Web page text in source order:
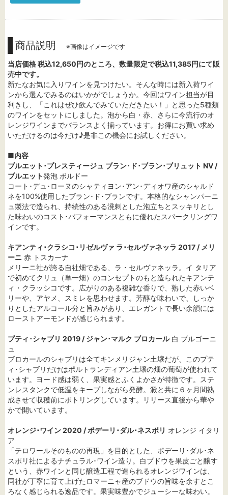
商品説明 ※画像はイメージです
当店価格 税込12,650円のところ、数量限定で税込11,385円にて販
売中です。
新たなお気に入りワインを見つけたい。そんな時には新入荷ワイ
ンから選んでみるのはいかがでしょうか。今回はワイン担当が目
利きし、「これはぜひ飲んでみていただきたい！」と思った5種類
のワインをセットにしました。泡から白・赤、さらに今流行のオ
レンジワインまでバランスよく揃っています。お得にお買い求め
いただけるのは今だけ♪是非この機会にお試しください。
■内容
ブルエット･プレスティージュ ブラン･ド･ブラン･ブリュット NV /
ブルエット発泡 ボルドー
コート･デュ･ローヌのシャティヨン･アン･ディオワ産のシャルド
ネを100%使用したブラン･ド･ブランです。本格的なシャンパーニ
ュ製法で造られ、持続性のある溌剌とした泡立ちとスッキリとし
た味わいのコスト･パフォーマンスともに優れたスパークリングワ
インです。
キアンティ･クラシコ･リゼルヴァ ラ･セルヴァネッラ 2017 / メリ
ーニ 赤 トスカーナ
メリーニ社が誇る自社畑である、ラ・セルヴァネッラ。イ タリア
で初めてクリュ（単一畑）のコンセプトのもと造られたキアンテ
ィ・クラッシコです。広がりのある複雑な香りで、熟した赤いベ
リーや、アヤメ、スミレを思わせます。芳醇な味わいで、しっか
りとしたアルコール分と旨みがあり、エレガントで長い余韻には
ローストアーモンドが感じられます。
プティ･シャブリ 2019 / ジャン･マルク ブロカール白 ブルゴーニ
ュ
ブロカールのシャブリは全てキンメリジャン土壌だが、このプテ
ィ･シャブリだけはポルトランディアン土壌の畑の葡萄が使われて
います。ヨード感は弱く、果実感とふくよかさが特徴です。ステ
ンレスタンクで低温をキープしながら発酵。澱と共に６ヶ月間熟
成させて収穫前にボトリングしています。リリース直後から華や
かで開いています。
オレンジ･ワイン 2020 / ポデーリ･ダル･ネスポリ オレンジ イタリ
ア
「テロワールそのものの再現」を目的とした、ポデーリ･ダル･ネ
スポリ社によるナチュラル･ワイン造り。白ブドウを果皮ごと醸す
という、赤ワインと同じ醸造工程で造られるオレンジワインは、
同社が丁寧に育て上げたロマーニャ産のブドウの旨味を余すとこ
ろなく感じられる逸品です。果実味豊かでジューシーな味わい。